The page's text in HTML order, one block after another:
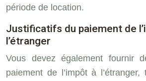
période de location.
Justificatifs du paiement de
l’étranger
Vous devez également fournir
paiement de l’impôt à